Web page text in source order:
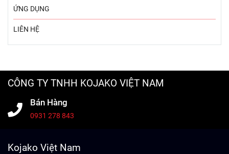
ỨNG DỤNG
LIÊN HỆ
CÔNG TY TNHH KOJAKO VIỆT NAM
Bán Hàng
0931 278 843
Kojako Việt Nam